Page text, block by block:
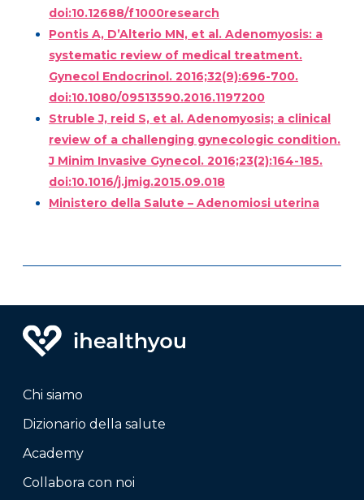
doi:10.12688/f1000research
Pontis A, D’Alterio MN, et al. Adenomyosis: a
systematic review of medical treatment.
Gynecol Endocrinol. 2016;32(9):696-700.
doi:10.1080/09513590.2016.1197200
Struble J, reid S, et al. Adenomyosis; a clinical
review of a challenging gynecologic condition.
J Minim Invasive Gynecol. 2016;23(2):164-185.
doi:10.1016/j.jmig.2015.09.018
Ministero della Salute – Adenomiosi uterina
Chi siamo
Dizionario della salute
Academy
Collabora con noi